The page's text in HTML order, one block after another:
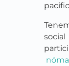
social